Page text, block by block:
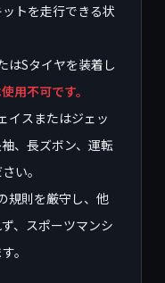
トを走行できる状
はSタイヤを装着し
用不可です。
イスまたはジェッ
、長ズボン、運転
い。
規則を厳守し、他
、スポーツマンシ
。